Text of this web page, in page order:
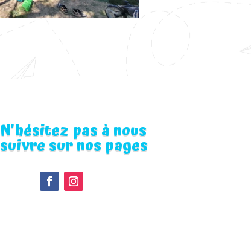
N'hésitez pas à nous
suivre sur nos pages